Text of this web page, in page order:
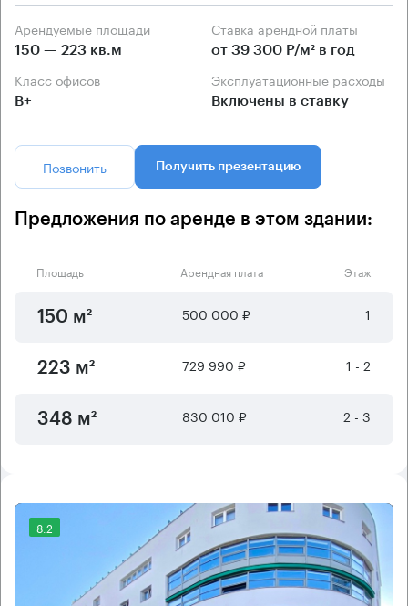
Арендуемые площади
150 — 223 кв.м
Ставка арендной платы
от 39 300 Р/м² в год
Класс офисов
B+
Эксплуатационные расходы
Включены в ставку
Позвонить Получить презентацию
Предложения по аренде в этом здании:
Площадь Арендная плата Этаж
150 м² 500 000 ₽ 1
223 м² 729 990 ₽ 1 - 2
348 м² 830 010 ₽ 2 - 3
8.2